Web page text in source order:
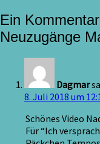
Ein
Neuzugänge
Dagmar
8. Juli 2018 um
Schönes Video
Für “Ich